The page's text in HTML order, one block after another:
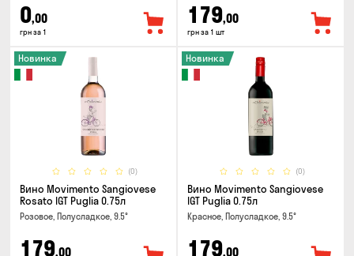
0,00
грн за 1
179,00
грн за 1 шт
(0)
Новинка
Вино Movimento Sangiovese
Rosato IGT Puglia 0.75л
Розовое, Полусладкое, 9.5°
179,00
(0)
Новинка
Вино Movimento Sangiovese
IGT Puglia 0.75л
Красное, Полусладкое, 9.5°
179,00